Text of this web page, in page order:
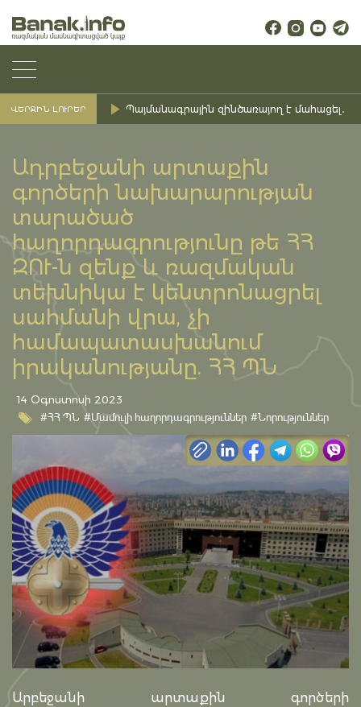
ՎԵՐՋԻՆ ԼՈՒՐԵՐ Պայմանագրային զինծառայող է մահացել․
Ադրբեջանի արտաքին
գործերի նախարարության
տարածած
հաղորդագրությունը թե ՀՀ
ԶՈՒ-ն զենք և ռազմական
տեխնիկա է կենտրոնացրել
սահմանի վրա, չի
համապատասխանում
իրականությանը. ՀՀ ՊՆ
14 Օգոստոսի 2023
#ՀՀ ՊՆ #Մամուլի հաղորդագրություններ #Նորություններ
Արբեջանի արտաքին գործերի